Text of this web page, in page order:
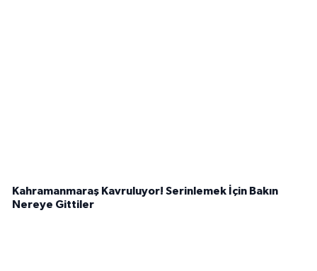
Kahramanmaraş Kavruluyor! Serinlemek İçin Bakın
Nereye Gittiler